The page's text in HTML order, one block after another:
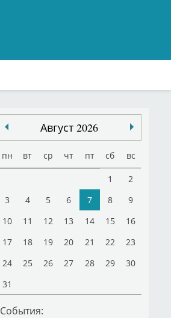
Август 2026
пн вт ср чт пт сб вс
1
2
3
4 5 6 7 8
9
10
11 12 13 14 15
16
17
18 19 20 21 22
23
24
25 26 27 28 29
30
31
События: